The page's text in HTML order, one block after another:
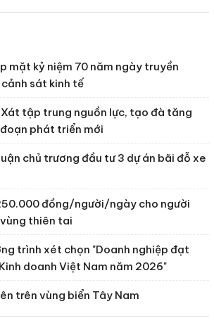
mặt kỷ niệm 70 năm ngày truyền
sát kinh tế
Xát tập trung nguồn lực, tạo đà tăng
phát triển mới
chủ trương đầu tư 3 dự án bãi đỗ xe
đồng/người/ngày cho người
thiên tai
trình xét chọn "Doanh nghiệp đạt
doanh Việt Nam năm 2026"
trên vùng biển Tây Nam